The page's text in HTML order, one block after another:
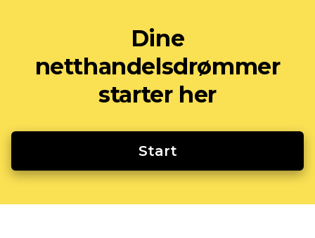
Dine
netthandelsdrømmer
starter her
Start